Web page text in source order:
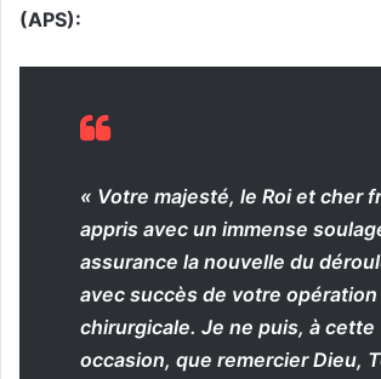
(APS):
« Votre majesté, le Roi et cher
appris avec un immense
assurance la nouvelle du
avec succès de votre opération
chirurgicale. Je ne puis, à cette
occasion, que remercier Dieu,